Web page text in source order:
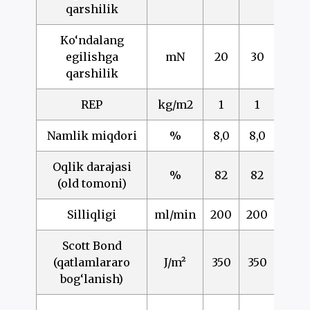
qarshilik
Ko‘ndalang
egilishga
qarshilik
mN 20 30
REP kg/m2 1 1
Namlik miqdori % 8,0 8,0
Oqlik darajasi
(old tomoni)
% 82 82
Silliqligi ml/min 200 200
Scott Bond
(qatlamlararo
bog‘lanish)
J/m² 350 350